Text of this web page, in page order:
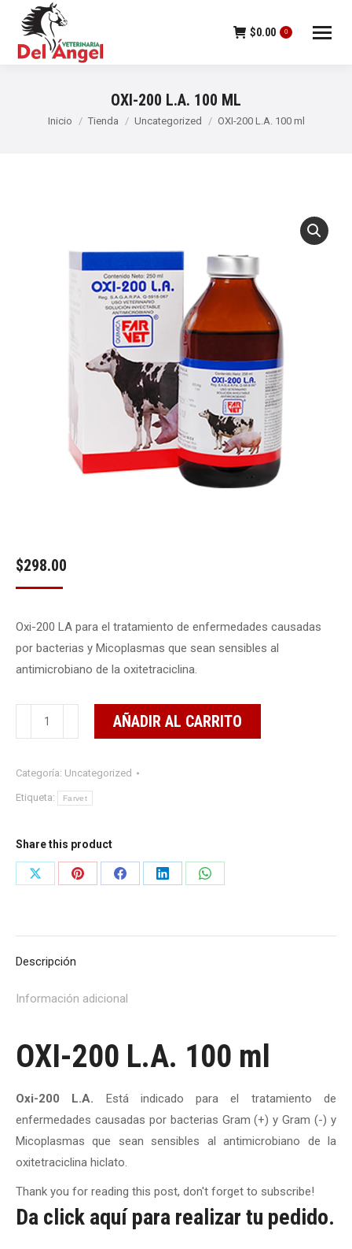
$0.00 0
OXI-200 L.A. 100 ML
Estás aquí:
Inicio Tienda Uncategorized OXI-200 L.A. 100 ml
$298.00
Oxi-200 LA para el tratamiento de enfermedades causadas
por bacterias y Micoplasmas que sean sensibles al
antimicrobiano de la oxitetraciclina.
200
100
ml
AÑADIR AL CARRITO
Categoría: Uncategorized
Etiqueta: Farvet
Share this product
Share
Share
Share
Share
Share
Descripción
Información adicional
OXI-200 L.A. 100 ml
Oxi-200 L.A. Está indicado para el tratamiento de
enfermedades causadas por bacterias Gram (+) y Gram (-) y
Micoplasmas que sean sensibles al antimicrobiano de la
oxitetraciclina hiclato.
Thank you for reading this post, don't forget to subscribe!
Da click aquí para realizar tu pedido.